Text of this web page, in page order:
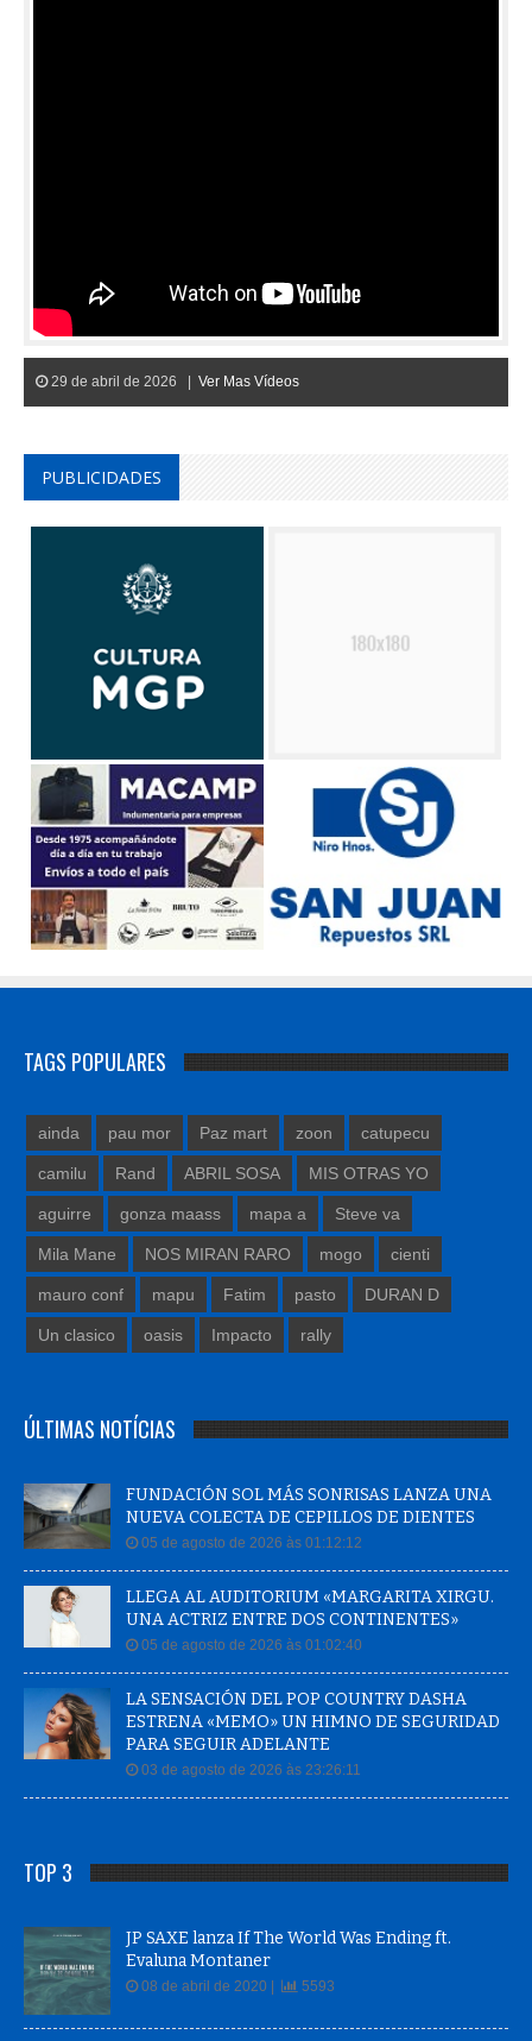
29 de abril de 2026 | Ver Mas Vídeos
PUBLICIDADES
TAGS POPULARES
ainda pau mor Paz mart zoon catupecu
camilu Rand ABRIL SOSA MIS OTRAS YO
aguirre gonza maass mapa a Steve va
Mila Mane NOS MIRAN RARO mogo cienti
mauro conf mapu Fatim pasto DURAN D
Un clasico oasis Impacto rally
ÚLTIMAS NOTÍCIAS
FUNDACIÓN SOL MÁS SONRISAS LANZA UNA
NUEVA COLECTA DE CEPILLOS DE DIENTES
05 de agosto de 2026 às 01:12:12
LLEGA AL AUDITORIUM «MARGARITA XIRGU.
UNA ACTRIZ ENTRE DOS CONTINENTES»
05 de agosto de 2026 às 01:02:40
LA SENSACIÓN DEL POP COUNTRY DASHA
ESTRENA «MEMO» UN HIMNO DE SEGURIDAD
PARA SEGUIR ADELANTE
03 de agosto de 2026 às 23:26:11
TOP 3
JP SAXE lanza If The World Was Ending ft.
Evaluna Montaner
08 de abril de 2020 | 5593